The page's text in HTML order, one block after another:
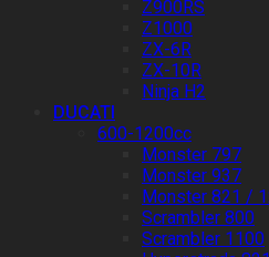
Z900RS
Z1000
ZX-6R
ZX-10R
Ninja H2
DUCATI
600-1200cc
Monster 797
Monster 937
Monster 821 /
Scrambler 800
Scrambler 1100